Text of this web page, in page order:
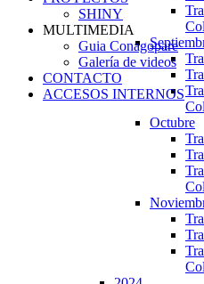
Octubre
SHINY
MULTIMEDIA
Guia Conagopare
Galería de videos
CONTACTO
ACCESOS INTERNOS